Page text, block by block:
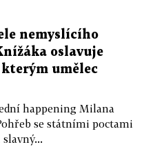
nemyslícího
oslavuje
kterým umělec
happening Milana
se státními poctami